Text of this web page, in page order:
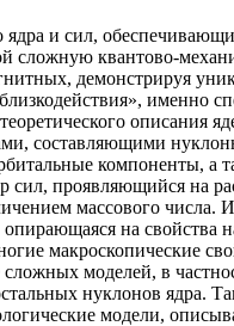
и сил,
сложную квантово-
демонстрируя
именно
описания
составляющими
компоненты, а
проявляющийся на
массового
на свойства
макроскопические
сложных моделей, в
нуклонов ядра.
модели,